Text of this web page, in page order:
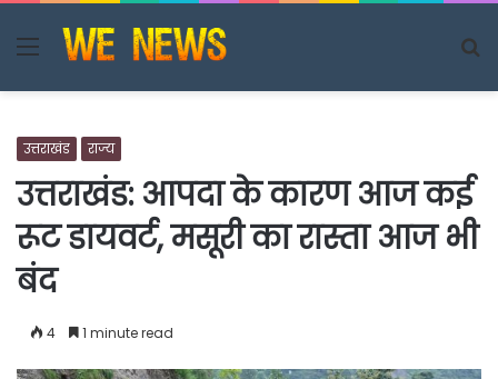
Menu
उत्तराखंड राज्य
उत्तराखंड: आपदा के कारण आज कई
रूट डायवर्ट, मसूरी का रास्ता आज भी
बंद
4 1 minute read